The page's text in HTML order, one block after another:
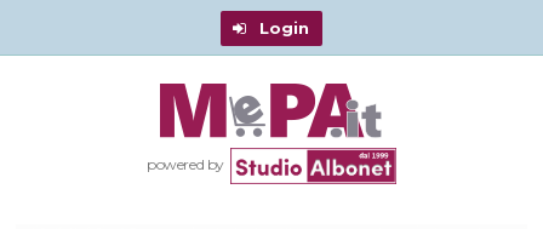
Login
powered by